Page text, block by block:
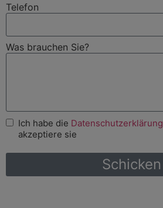
Telefon
Was brauchen Sie?
Ich habe die Datenschutzerklärung
akzeptiere sie
Schicken